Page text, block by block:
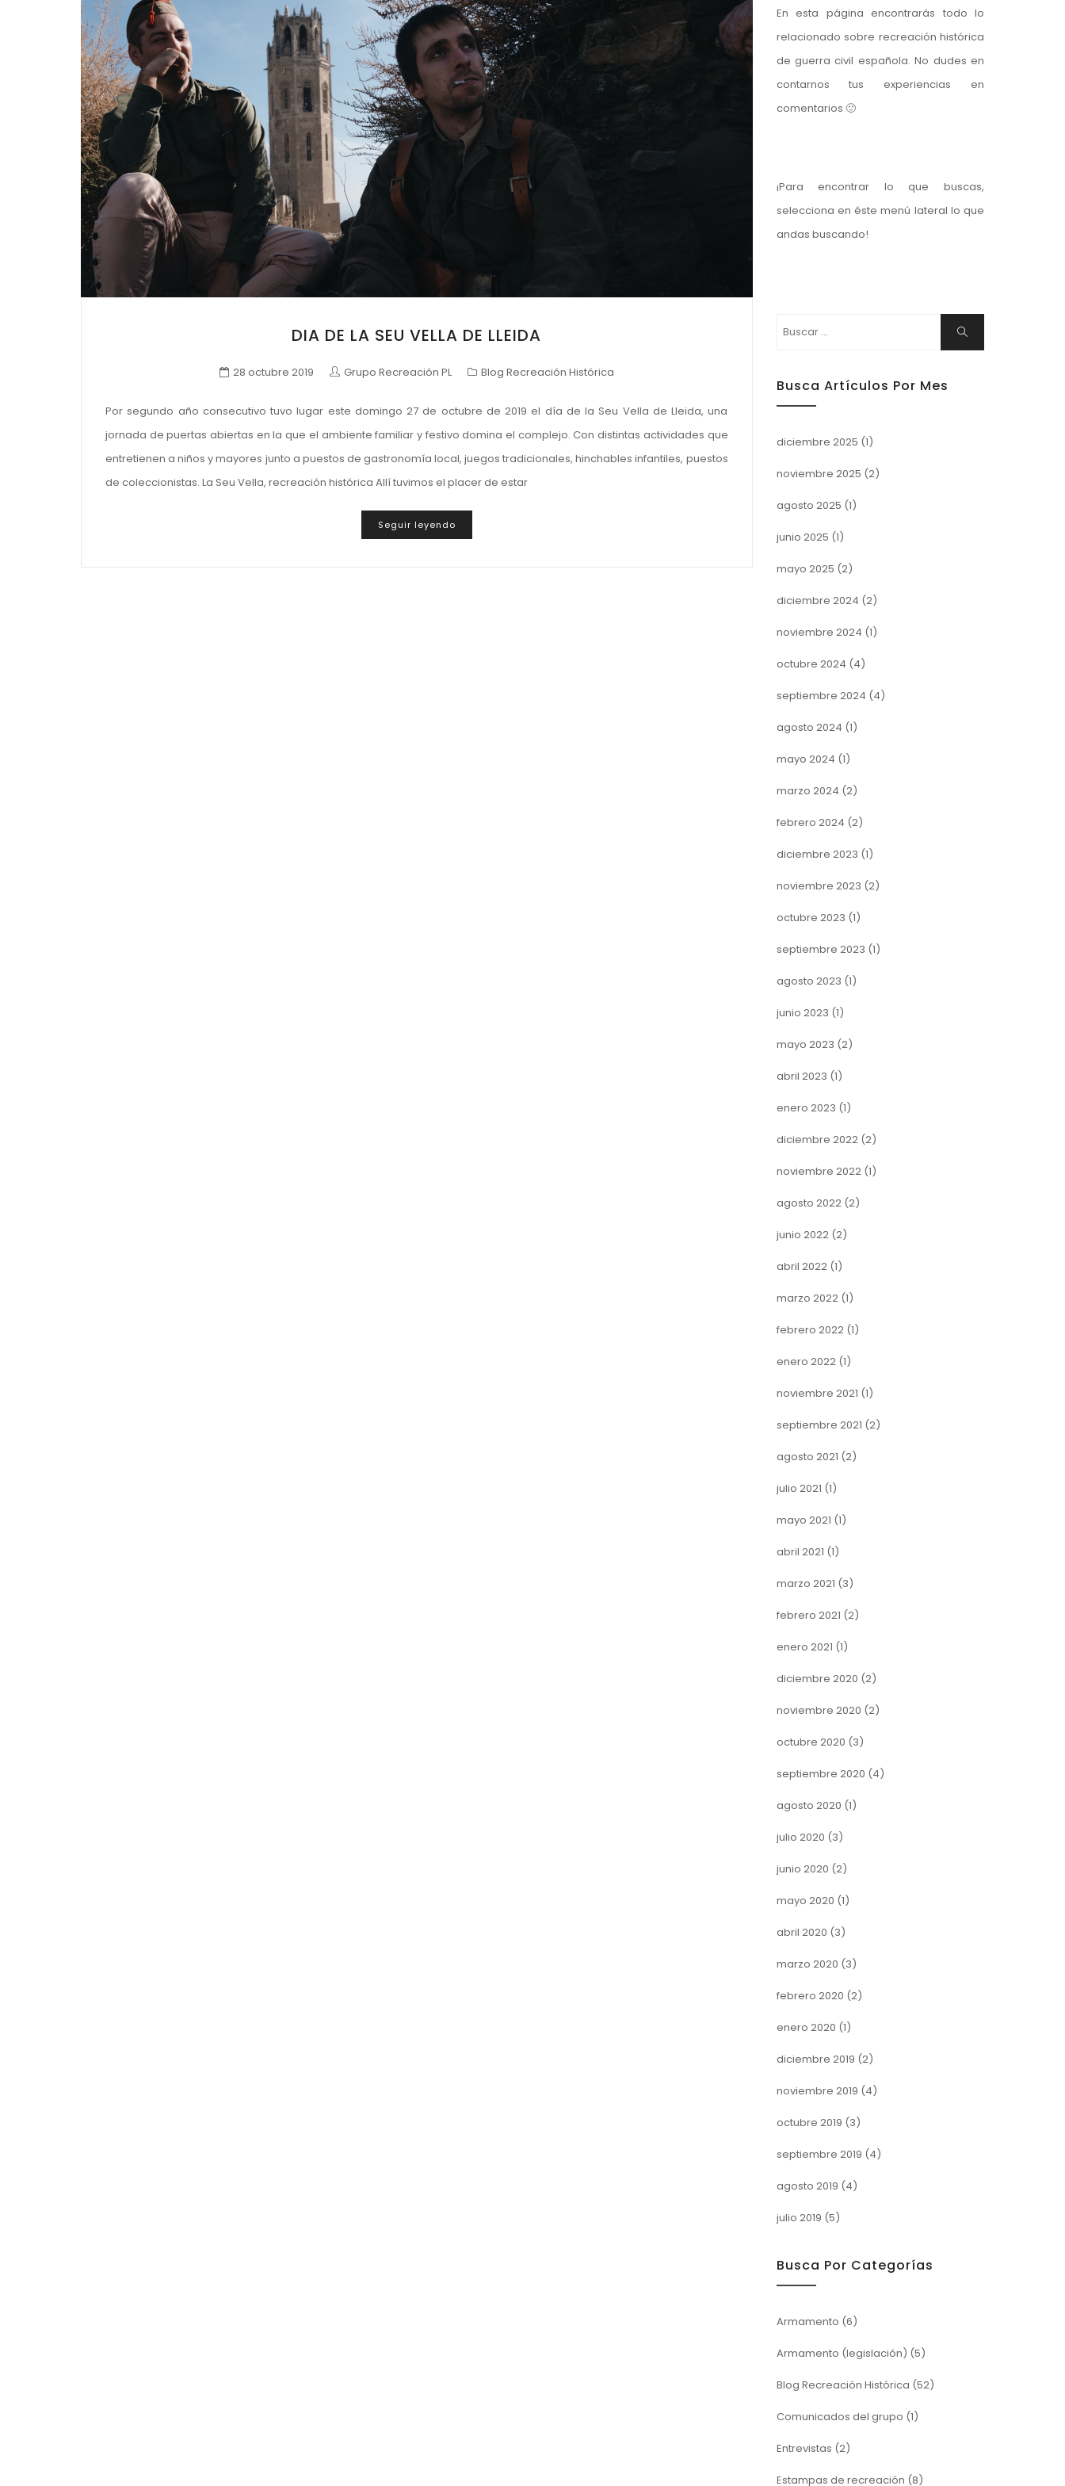
DIA DE LA SEU VELLA DE LLEIDA
28 octubre 2019 Grupo Recreación PL Blog Recreación Histórica
Por segundo año consecutivo tuvo lugar este domingo 27 de octubre de 2019 el día de la Seu Vella de Lleida, una
jornada de puertas abiertas en la que el ambiente familiar y festivo domina el complejo. Con distintas actividades que
entretienen a niños y mayores junto a puestos de gastronomía local, juegos tradicionales, hinchables infantiles, puestos
de coleccionistas. La Seu Vella, recreación histórica Allí tuvimos el placer de estar
Seguir leyendo
En esta página encontrarás todo lo
relacionado sobre recreación histórica
de guerra civil española. No dudes en
contarnos tus experiencias en
comentarios 🙂
¡Para encontrar lo que buscas,
selecciona en éste menú lateral lo que
andas buscando!
Buscar
Busca Artículos Por Mes
diciembre 2025 (1)
noviembre 2025 (2)
agosto 2025 (1)
junio 2025 (1)
mayo 2025 (2)
diciembre 2024 (2)
noviembre 2024 (1)
octubre 2024 (4)
septiembre 2024 (4)
agosto 2024 (1)
mayo 2024 (1)
marzo 2024 (2)
febrero 2024 (2)
diciembre 2023 (1)
noviembre 2023 (2)
octubre 2023 (1)
septiembre 2023 (1)
agosto 2023 (1)
junio 2023 (1)
mayo 2023 (2)
abril 2023 (1)
enero 2023 (1)
diciembre 2022(2)
noviembre 2022(1)
agosto 2022(2)
junio 2022(2)
abril 2022(1)
marzo 2022(1)
febrero 2022(1)
enero 2022(1)
noviembre 2021 (1)
septiembre 2021 (2)
agosto 2021 (2)
julio 2021 (1)
mayo 2021 (1)
abril 2021 (1)
marzo 2021 (3)
febrero 2021 (2)
enero 2021 (1)
diciembre 2020 (2)
noviembre 2020 (2)
octubre 2020 (3)
septiembre 2020 (4)
agosto 2020 (1)
julio 2020 (3)
junio 2020 (2)
mayo 2020 (1)
abril 2020 (3)
marzo 2020 (3)
febrero 2020 (2)
enero 2020 (1)
diciembre 2019 (2)
noviembre 2019 (4)
octubre 2019 (3)
septiembre 2019 (4)
agosto 2019 (4)
julio 2019 (5)
Busca Por Categorías
Armamento (6)
Armamento (legislación) (5)
Blog Recreación Histórica (52)
Comunicados del grupo (1)
Entrevistas (2)
Estampas de recreación (8)